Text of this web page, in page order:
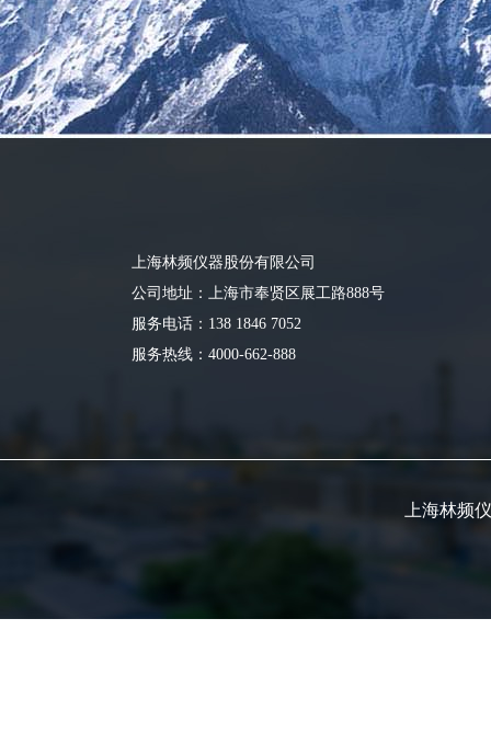
上海林频仪器股份有限公司
公司地址：上海市奉贤区展工路888号
服务电话：138 1846 7052
服务热线：4000-662-888
上海林频